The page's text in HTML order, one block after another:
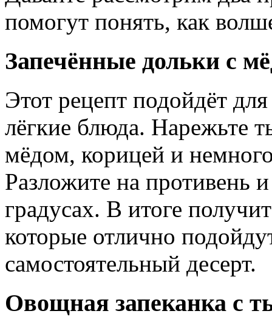
помогут понять, как
Запечённые дольки с
Этот рецепт подойдёт
лёгкие блюда. Нарежьте
мёдом, корицей и
Разложите на противень
градусах. В итоге
которые отлично
самостоятельный десерт.
Овощная запеканка с